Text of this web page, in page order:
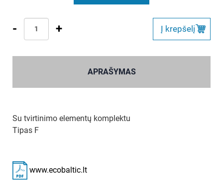
- + Į krepšelį
APRAŠYMAS
Su tvirtinimo elementų komplektu
Tipas F
www.ecobaltic.lt